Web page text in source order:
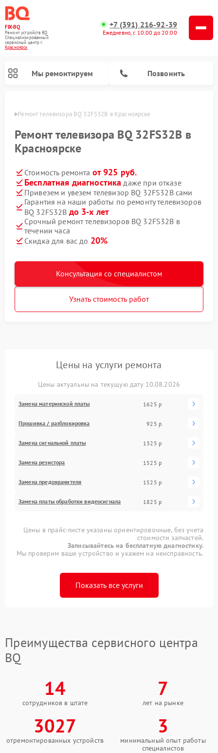
FIX-BQ
Ремонт устройств BQ
Специализированный
cервисный центр г.
Красноярск
+7 (391) 216-92-39
Ежедневно, с 10:00 до 20:00
Мы ремонтируем Позвонить
Ремонт телевизора BQ 32FS32B в Красноярске
Ремонт телевизора BQ 32FS32B в
Красноярске
Стоимость ремонта от 925 руб.
Бесплатная диагностика даже при отказе
Привезем и увезем телевизор BQ 32FS32B сами
Гарантия на наши работы по ремонту телевизоров
BQ 32FS32B до 3-х лет
Срочный ремонт телевизоров BQ 32FS32B в
течении часа
Скидка для вас до 20%
Консультация со специалистом
Узнать стоимость работ
Цены на услуги ремонта
Цены актуальны на текущую дату 10.08.2026
Замена материнской платы 1625 р
Прошивка / разблокировка 925 р
Замена сигнальной платы 1325 р
Замена резистора 1525 р
Замена предохранителя 1525 р
Замена платы обработки видеосигнала 1825 р
Цены в прайс-листе указаны ориентировочные, без учета
стоимости запчастей.
Записывайтесь на бесплатную диагностику.
Мы проверим ваше устройство и укажем на неисправность.
Показать все услуги
Преимущества сервисного центра
BQ
14
сотрудников в штате
7
лет на рынке
3027
отремонтированных устройств
3
минимальный опыт работы
специалистов